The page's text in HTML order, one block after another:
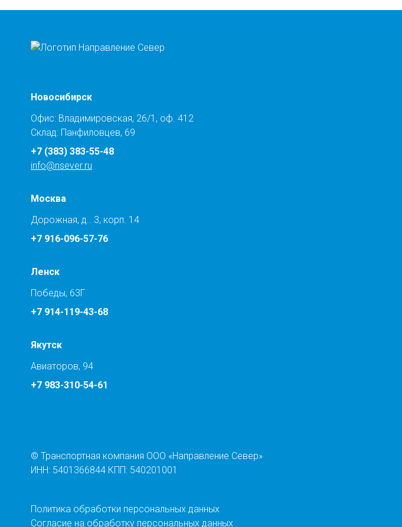
Новосибирск
Офис: Владимировская, 26/1, оф. 412
Склад: Панфиловцев, 69
+7 (383) 383-55-48
info@nsever.ru
Москва
Дорожная, д.. 3, корп. 14
+7 916-096-57-76
Ленск
Победы, 63Г
+7 914-119-43-68
Якутск
Авиаторов, 94
+7 983-310-54-61
© Транспортная компания ООО «Направление Север»
ИНН: 5401366844 КПП: 540201001
Политика обработки персональных данных
Согласие на обработку персональных данных